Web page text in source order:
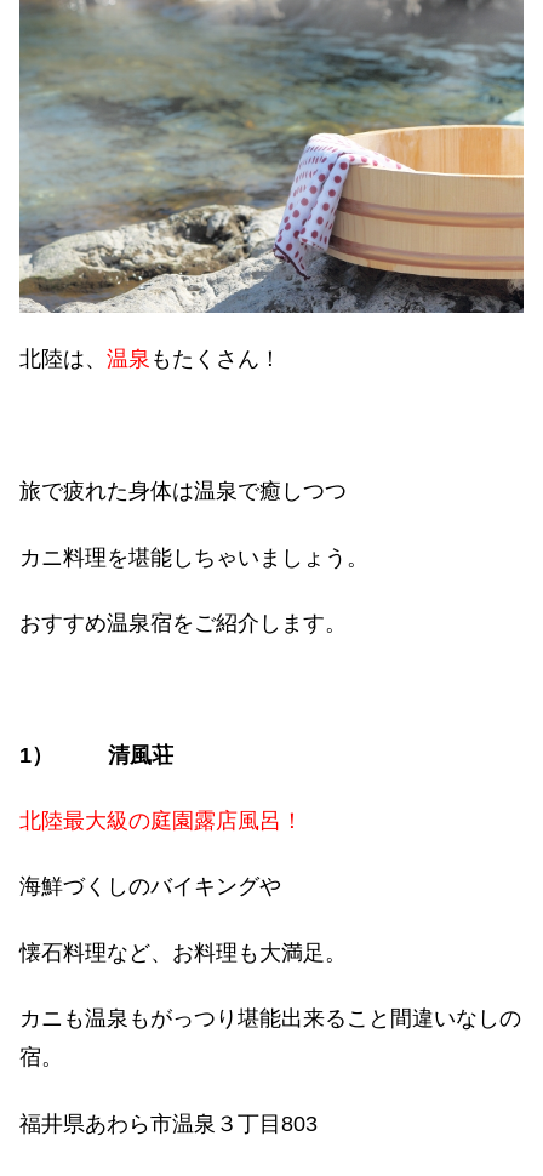
北陸は、 温泉 もたくさん！
旅で疲れた身体は温泉で癒しつつ
カニ料理を堪能しちゃいましょう。
おすすめ温泉宿をご紹介します。
1） 清風荘
北陸最大級の庭園露店風呂！
海鮮づくしのバイキングや
懐石料理など、お料理も大満足。
カニも温泉もがっつり堪能出来ること間違いなしの
宿。
福井県あわら市温泉３丁目803